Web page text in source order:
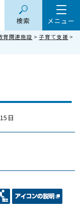
メニュー
検索
育関連施設 >子育て支援 >
日